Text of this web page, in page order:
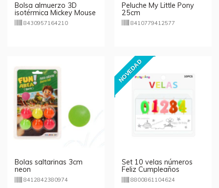
Bolsa almuerzo 3D
isotérmica Mickey Mouse
Disney
8430957164210
Peluche My Little Pony
25cm
8410779412577
Bolas saltarinas 3cm
neon
8412842380974
NOVEDAD
Set 10 velas números
Feliz Cumpleaños
8800861104624